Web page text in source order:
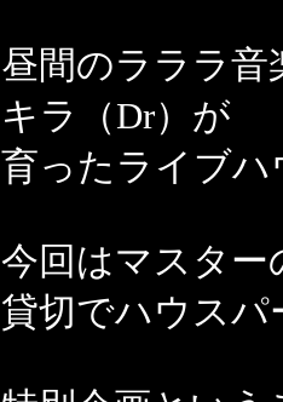
昼間のラララ音
キラ（Dr）が
育ったライブ
今回はマスター
貸切でハウス